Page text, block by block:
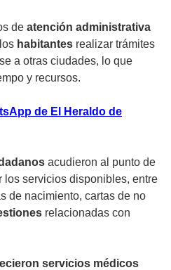
de atención administrativa
habitantes realizar trámites
a otras ciudades, lo que
y recursos.
de El Heraldo de
acudieron al punto de
los servicios disponibles, entre
de nacimiento, cartas de no
relacionadas con
servicios médicos